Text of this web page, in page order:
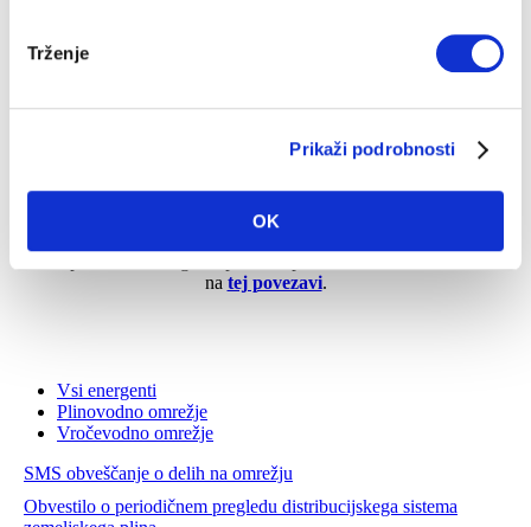
Trženje
Prikaži podrobnosti
OK
Naročite se na obvestila o delih na omrežju na vašem
na tej povezavi.
Vsi energenti
Plinovodno omrežje
Vročevodno omrežje
SMS obveščanje o delih na omrežju
Obvestilo o periodičnem pregledu distribucijskega sistema